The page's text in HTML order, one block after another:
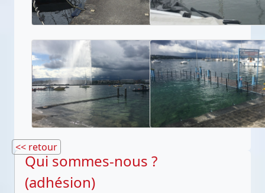
<< retour
Qui sommes-nous ?
(adhésion)